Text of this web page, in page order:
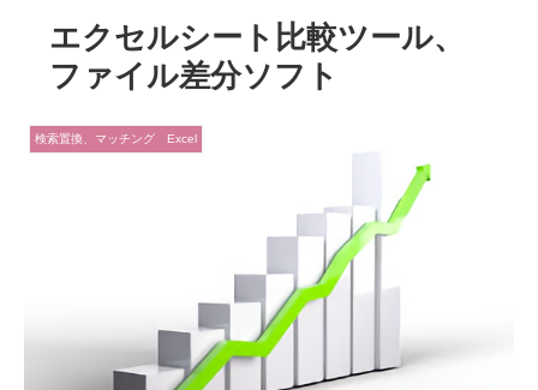
エクセルシート比較ツール、
ファイル差分ソフト
検索置換、マッチング Excel